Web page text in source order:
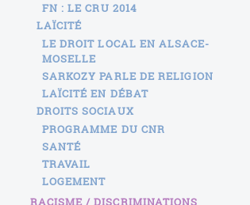
FN : LE CRU 2014
LAÏCITÉ
LE DROIT LOCAL EN ALSACE-
MOSELLE
SARKOZY PARLE DE RELIGION
LAÏCITÉ EN DÉBAT
DROITS SOCIAUX
PROGRAMME DU CNR
SANTÉ
TRAVAIL
LOGEMENT
RACISME / DISCRIMINATIONS